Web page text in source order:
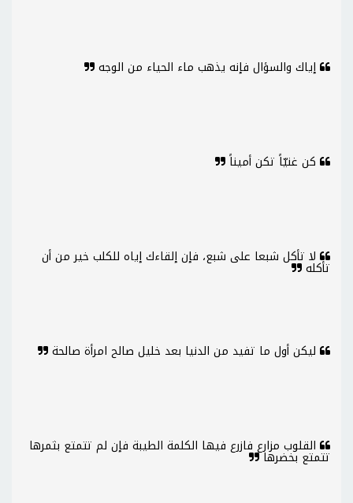
إياك والسؤال فإنه يذهب ماء الحياء من الوجه
كن غنيّاً تكن أميناً
لا تأكل شبعا على شبع، فإن إلقاءك إياه للكلب خير من أن
تأكله
ليكن أول ما تفيد من الدنيا بعد خليل صالح امرأة صالحة
القلوب مزارع فازرع فيها الكلمة الطيبة فإن لم تتمتع بثمرها
تتمتع بخضرها